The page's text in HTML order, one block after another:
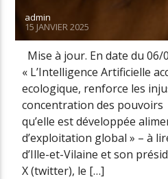
admin
15 JANVIER 2025
Mise à jour. En date du 06/
« L’Intelligence Artificielle
ecologique, renforce les
concentration des pouvoirs
qu’elle est développée
d’exploitation global » – à
d’Ille-et-Vilaine et son
X (twitter), le […]